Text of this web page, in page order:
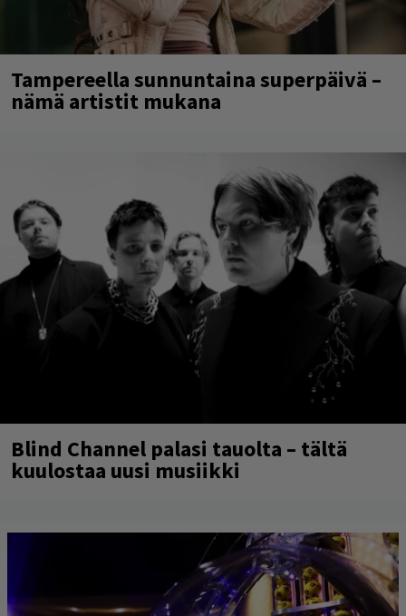
Tampereella sunnuntaina superpäivä –
nämä artistit mukana
Blind Channel palasi tauolta – tältä
kuulostaa uusi musiikki